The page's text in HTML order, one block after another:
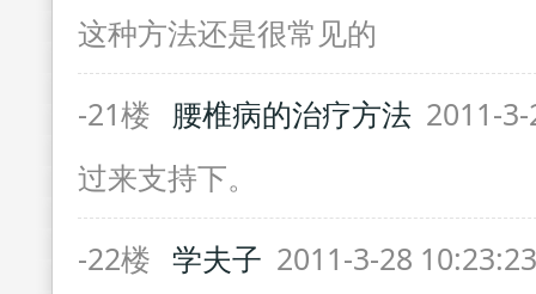
这种方法还是很常见的
-21楼
腰椎病的治疗方法 2011-
过来支持下。
-22楼 学夫子 2011-3-28